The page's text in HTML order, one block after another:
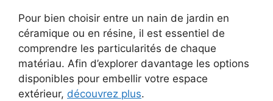
Pour bien choisir entre un nain de jardin en
céramique ou en résine, il est essentiel de
comprendre les particularités de chaque
matériau. Afin d’explorer davantage les options
disponibles pour embellir votre espace
extérieur, découvrez plus.